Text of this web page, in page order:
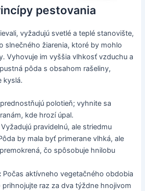
pestovania
vyžadujú svetlé a teplé stanovište,
slnečného žiarenia, ktoré by mohlo
Vyhovuje im vyššia vlhkosť vzduchu a
pôda s obsahom rašeliny,
kyslá.
polotieň; vyhnite sa
kde hrozí úpal.
Vyžadujú pravidelnú, ale striedmu
by mala byť primerane vlhká, ale
čo spôsobuje hnilobu
Počas aktívneho vegetačného obdobia
prihnojujte raz za dva týždne hnojivom